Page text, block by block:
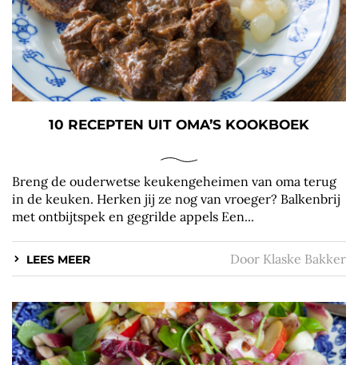
10 RECEPTEN UIT OMA’S KOOKBOEK
Breng de ouderwetse keukengeheimen van oma terug
in de keuken. Herken jij ze nog van vroeger? Balkenbrij
met ontbijtspek en gegrilde appels Een...
LEES MEER Door Klaske Bakker